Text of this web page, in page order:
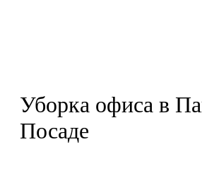
Уборка офиса в
Посаде